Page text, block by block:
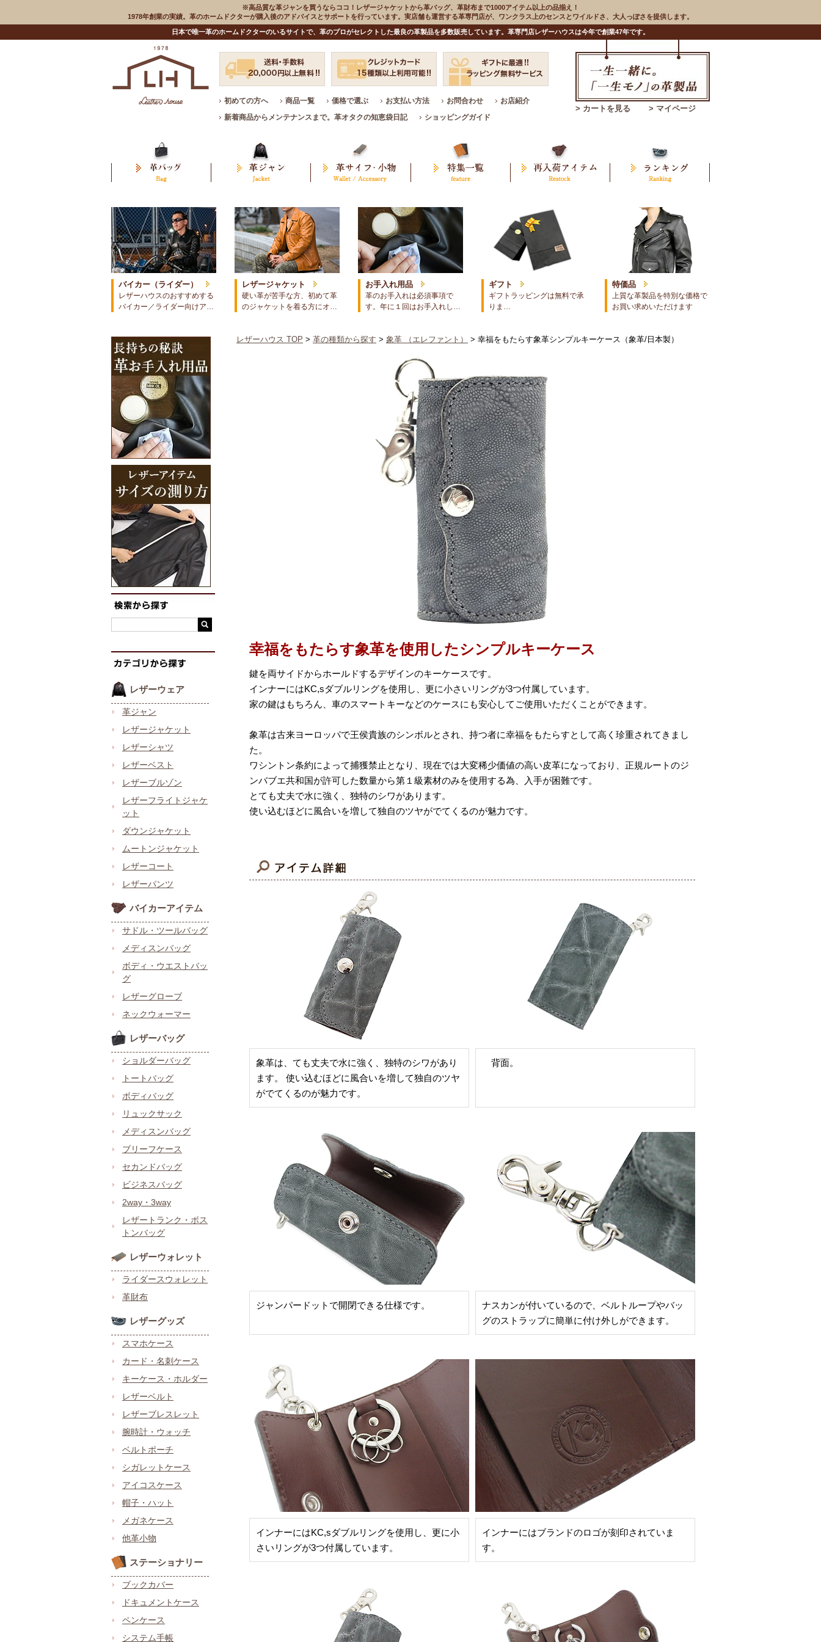
※高品質な革ジャンを買うならココ！レザージャケットから革バッグ、革財布まで1000アイテム以上の品揃え！
1978年創業の実績。革のホームドクターが購入後のアドバイスとサポートを行っています。実店舗も運営する革専門店が、ワンクラス上のセンスとワイルドさ、大人っぽさを提供します。
日本で唯一革のホームドクターのいるサイトで、革のプロがセレクトした最良の革製品を多数販売しています。革専門店レザーハウスは今年で創業47年です。
初めての方へ 商品一覧 価格で選ぶ お支払い方法 お問合わせ
お店紹介
新着商品からメンテナンスまで。革オタクの知恵袋日記
ショッピングガイド
> カートを見る > マイページ
バイカー（ライダー）
レザーハウスのおすすめする
バイカー／ライダー向けア…
レザージャケット
硬い革が苦手な方、初めて革
のジャケットを着る方にオ…
お手入れ用品
革のお手入れは必須事項で
す。年に１回はお手入れし…
ギフト
ギフトラッピングは無料で承
りま…
特価品
上質な革製品を特別な価格で
お買い求めいただけます
レザーウェア
革ジャン
レザージャケット
レザーシャツ
レザーベスト
レザーブルゾン
レザーフライトジャケ
ット
ダウンジャケット
ムートンジャケット
レザーコート
レザーパンツ
バイカーアイテム
サドル・ツールバッグ
メディスンバッグ
ボディ・ウエストバッ
グ
レザーグローブ
ネックウォーマー
レザーバッグ
ショルダーバッグ
トートバッグ
ボディバッグ
リュックサック
メディスンバッグ
ブリーフケース
セカンドバッグ
ビジネスバッグ
2way・3way
レザートランク・ボス
トンバッグ
レザーウォレット
ライダースウォレット
革財布
レザーグッズ
スマホケース
カード・名刺ケース
キーケース・ホルダー
レザーベルト
レザーブレスレット
腕時計・ウォッチ
ベルトポーチ
シガレットケース
アイコスケース
帽子・ハット
メガネケース
他革小物
ステーショナリー
ブックカバー
ドキュメントケース
ペンケース
システム手帳
レザーハウス TOP > 革の種類から探す > 象革 （エレファント） > 幸福をもたらす象革シンプルキーケース（象革/日本製）
幸福をもたらす象革を使用したシンプルキーケース
鍵を両サイドからホールドするデザインのキーケースです。
インナーにはKC,sダブルリングを使用し、更に小さいリングが3つ付属しています。
家の鍵はもちろん、車のスマートキーなどのケースにも安心してご使用いただくことができます。
象革は古来ヨーロッパで王侯貴族のシンボルとされ、持つ者に幸福をもたらすとして高く珍重されてきまし
た。
ワシントン条約によって捕獲禁止となり、現在では大変稀少価値の高い皮革になっており、正規ルートのジ
ンバブエ共和国が許可した数量から第１級素材のみを使用する為、入手が困難です。
とても丈夫で水に強く、独特のシワがあります。
使い込むほどに風合いを増して独自のツヤがでてくるのが魅力です。
象革は、ても丈夫で水に強く、独特のシワがあり
ます。 使い込むほどに風合いを増して独自のツヤ
がでてくるのが魅力です。
背面。
ジャンパードットで開閉できる仕様です。
ナスカンが付いているので、ベルトループやバッ
グのストラップに簡単に付け外しができます。
インナーにはKC,sダブルリングを使用し、更に小
さいリングが3つ付属しています。
インナーにはブランドのロゴが刻印されていま
す。